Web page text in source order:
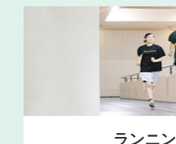
ランニ